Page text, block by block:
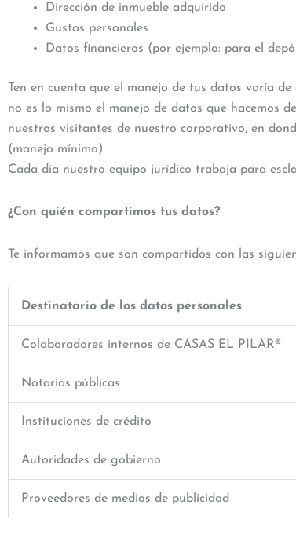
Dirección de inmueble adquirido
Gustos personales
Datos financieros (por ejemplo: para el
Ten en cuenta que el manejo de tus datos varía
no es lo mismo el manejo de datos que hacemos
nuestros visitantes de nuestro corporativo, en
(manejo mínimo).
Cada día nuestro equipo jurídico trabaja para
¿Con quién compartimos tus datos?
Te informamos que son compartidos con las
Destinatario de los datos personales
Colaboradores internos de CASAS EL PILAR®
Notarías públicas
Instituciones de crédito
Autoridades de gobierno
Proveedores de medios de publicidad